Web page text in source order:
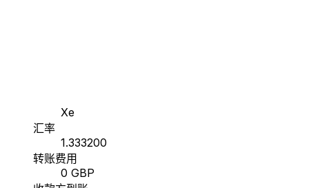
Xe
汇率
1.333200
转账费用
0 GBP